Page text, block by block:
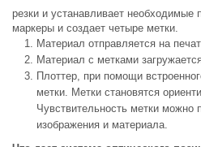
резки и устанавливает
маркеры и создает четыре метки.
Материал отправляется на
Материал с метками
Плоттер, при помощи
метки. Метки становятся
Чувствительность метки можно
изображения и материала.